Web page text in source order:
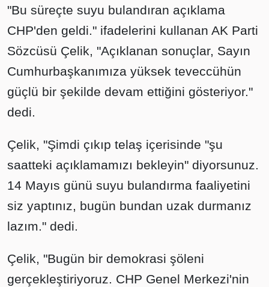
"Bu süreçte suyu bulandıran açıklama
CHP'den geldi." ifadelerini kullanan AK Parti
Sözcüsü Çelik, "Açıklanan sonuçlar, Sayın
Cumhurbaşkanımıza yüksek teveccühün
güçlü bir şekilde devam ettiğini gösteriyor."
dedi.
Çelik, "Şimdi çıkıp telaş içerisinde "şu
saatteki açıklamamızı bekleyin" diyorsunuz.
14 Mayıs günü suyu bulandırma faaliyetini
siz yaptınız, bugün bundan uzak durmanız
lazım." dedi.
Çelik, "Bugün bir demokrasi şöleni
gerçekleştiriyoruz. CHP Genel Merkezi'nin